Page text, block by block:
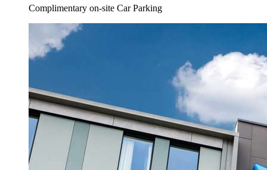
Complimentary on-site Car Parking